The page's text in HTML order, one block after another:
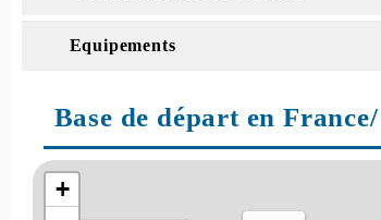
Equipements
Base de départ en France/